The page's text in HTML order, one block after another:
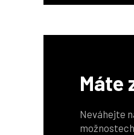
Máte
Neváhejte